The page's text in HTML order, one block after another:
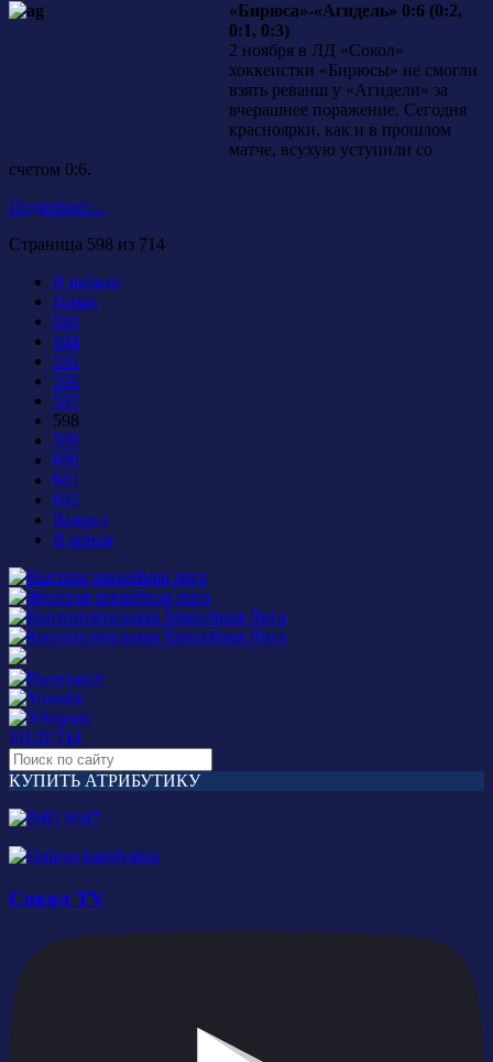
«Бирюса»-«Агидель» 0:6 (0:2,
0:1, 0:3)
2 ноября в ЛД «Сокол»
хоккеистки «Бирюсы» не смогли
взять реванш у «Агидели» за
вчерашнее поражение. Сегодня
красноярки, как и в прошлом
матче, всухую уступили со
счетом 0:6.
Подробнее...
Страница 598 из 714
В начало
Назад
593
594
595
596
597
598
599
600
601
602
Вперед
В конец
БИЛЕТЫ
КУПИТЬ АТРИБУТИКУ
Сокол TV